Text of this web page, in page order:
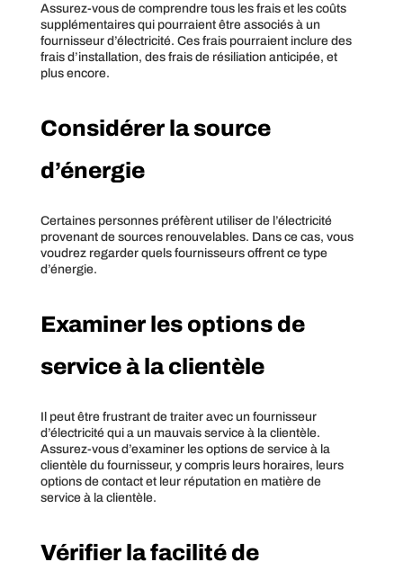
Assurez-vous de comprendre tous les frais et les coûts
supplémentaires qui pourraient être associés à un
fournisseur d’électricité. Ces frais pourraient inclure des
frais d’installation, des frais de résiliation anticipée, et
plus encore.
Considérer la source
d’énergie
Certaines personnes préfèrent utiliser de l’électricité
provenant de sources renouvelables. Dans ce cas, vous
voudrez regarder quels fournisseurs offrent ce type
d’énergie.
Examiner les options de
service à la clientèle
Il peut être frustrant de traiter avec un fournisseur
d’électricité qui a un mauvais service à la clientèle.
Assurez-vous d’examiner les options de service à la
clientèle du fournisseur, y compris leurs horaires, leurs
options de contact et leur réputation en matière de
service à la clientèle.
Vérifier la facilité de